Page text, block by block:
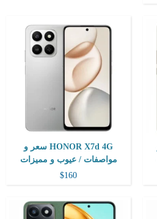
HONOR X7d 4G سعر و
مواصفات / عيوب و مميزات
$160
المعالج:Snapdragon 4 Gen 2
التخزين / الرام:256 جيجابايت / الرام4 جيجابايت
الكاميرا:50 + 2 ميجابكسل
الشاشة:6.77 بوصة - 120 هرتز - TFT LCD
نظام التشغيل:
اندرويد 14/ واجهة المستخدم MagicOS 8
View Details ←